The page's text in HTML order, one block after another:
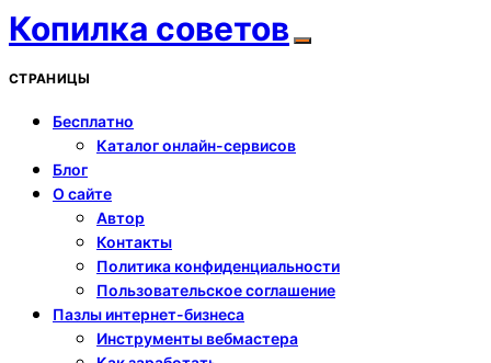
Копилка советов
СТРАНИЦЫ
Бесплатно
Каталог онлайн-сервисов
Блог
О сайте
Автор
Контакты
Политика конфиденциальности
Пользовательское соглашение
Пазлы интернет-бизнеса
Инструменты вебмастера